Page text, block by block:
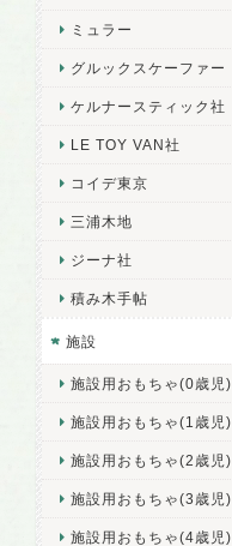
ミュラー
グルックスケーファー
ケルナースティック社
LE TOY VAN社
コイデ東京
三浦木地
ジーナ社
積み木手帖
施設
施設用おもちゃ(0歳児)
施設用おもちゃ(1歳児)
施設用おもちゃ(2歳児)
施設用おもちゃ(3歳児)
施設用おもちゃ(4歳児)